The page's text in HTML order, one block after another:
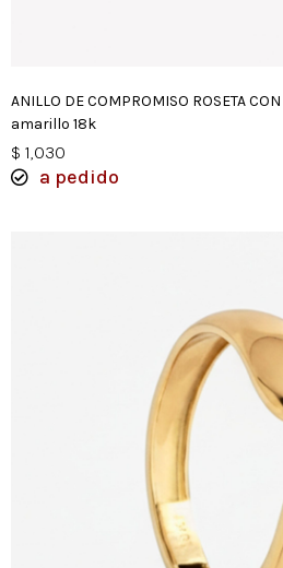
ANILLO DE COMPROMISO ROSETA
amarillo 18k
$ 1,030
a pedido